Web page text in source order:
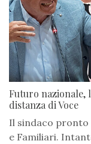
Futuro nazionale,
distanza di Voce
Il sindaco pronto
e Familiari.